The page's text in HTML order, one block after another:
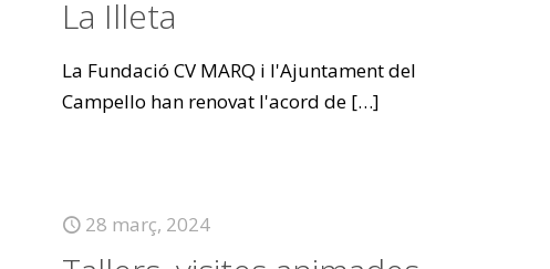
La Illeta
La Fundació CV MARQ i l'Ajuntament del
Campello han renovat l'acord de […]
28 març, 2024